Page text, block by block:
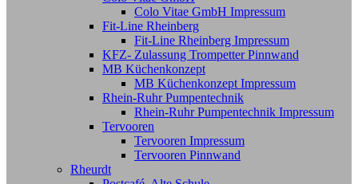
Colo Vitae GmbH Impressum
Fit-Line Rheinberg
Fit-Line Rheinberg Impressum
KFZ- Zulassung Trompetter Pinnwand
MB Küchenkonzept
MB Küchenkonzept Impressum
Rhein-Ruhr Pumpentechnik
Rhein-Ruhr Pumpentechnik Impressum
Tervooren
Tervooren Impressum
Tervooren Pinnwand
Rheurdt